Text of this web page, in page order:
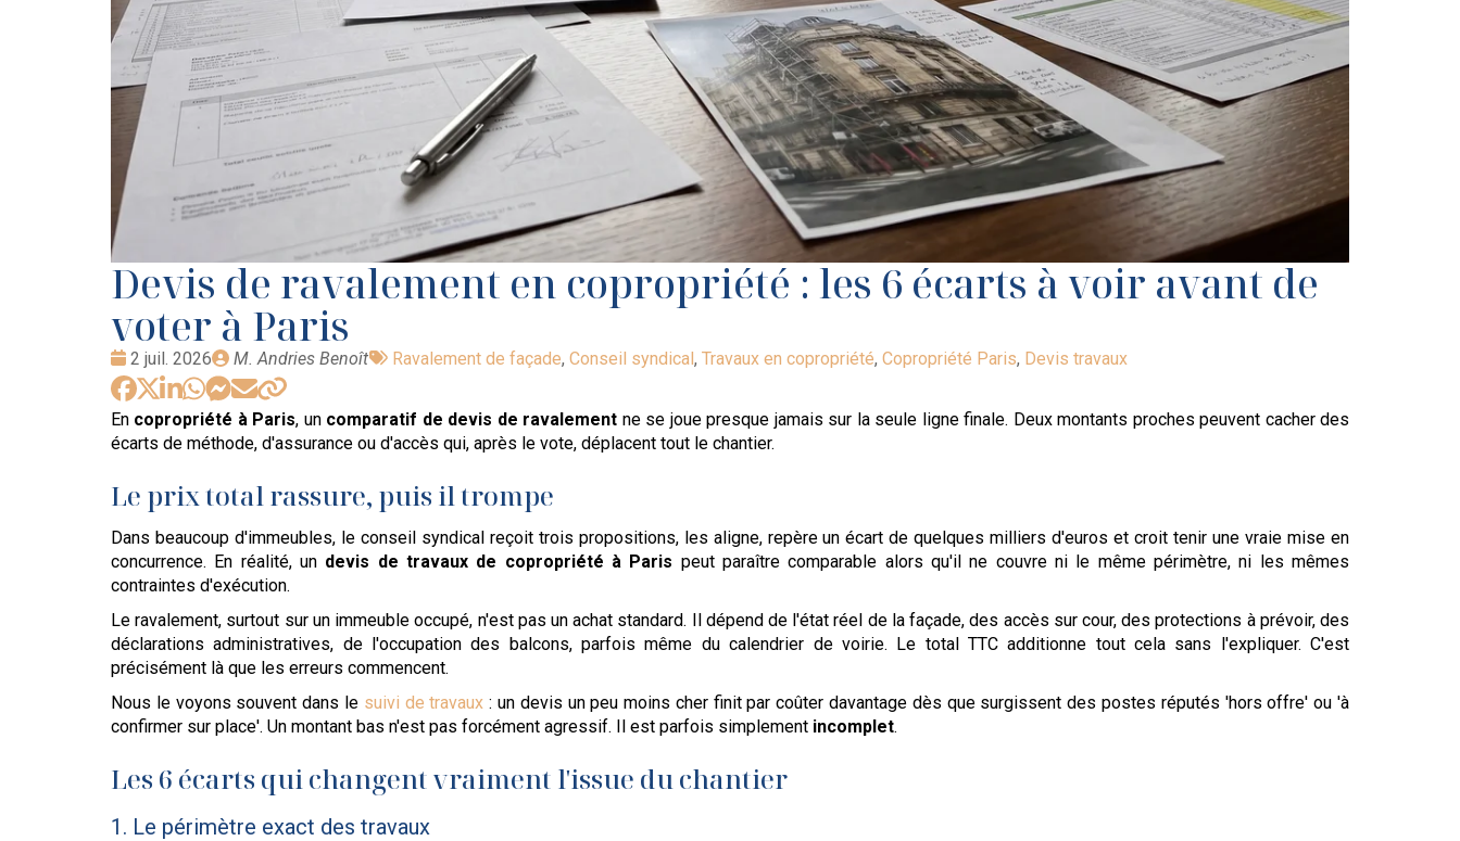
Devis de ravalement en copropriété : les 6 écarts à voir avant de
voter à Paris
Date
:
2 juil. 2026
Publié
par
M. Andries Benoît
Tags
Ravalement de façade, Conseil syndical , Travaux en copropriété, Copropriété Paris, Devis travaux
En copropriété à Paris, un comparatif de devis de ravalement ne se joue presque jamais sur la seule ligne finale. Deux montants proches peuvent cacher des
écarts de méthode, d'assurance ou d'accès qui, après le vote, déplacent tout le chantier.
Le prix total rassure, puis il trompe
Dans beaucoup d'immeubles, le conseil syndical reçoit trois propositions, les aligne, repère un écart de quelques milliers d'euros et croit tenir une vraie mise en
concurrence. En réalité, un devis de travaux de copropriété à Paris peut paraître comparable alors qu'il ne couvre ni le même périmètre, ni les mêmes
contraintes d'exécution.
Le ravalement, surtout sur un immeuble occupé, n'est pas un achat standard. Il dépend de l'état réel de la façade, des accès sur cour, des protections à prévoir, des
déclarations administratives, de l'occupation des balcons, parfois même du calendrier de voirie. Le total TTC additionne tout cela sans l'expliquer. C'est
précisément là que les erreurs commencent.
Nous le voyons souvent dans le suivi de travaux : un devis un peu moins cher finit par coûter davantage dès que surgissent des postes réputés 'hors offre' ou 'à
confirmer sur place'. Un montant bas n'est pas forcément agressif. Il est parfois simplement incomplet.
Les 6 écarts qui changent vraiment l'issue du chantier
1. Le périmètre exact des travaux